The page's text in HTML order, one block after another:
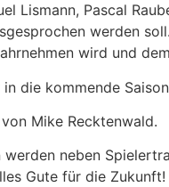
Lismann, Pascal
werden
wird und
die kommende
Mike Recktenwald.
neben
Gute für die Zukunft!